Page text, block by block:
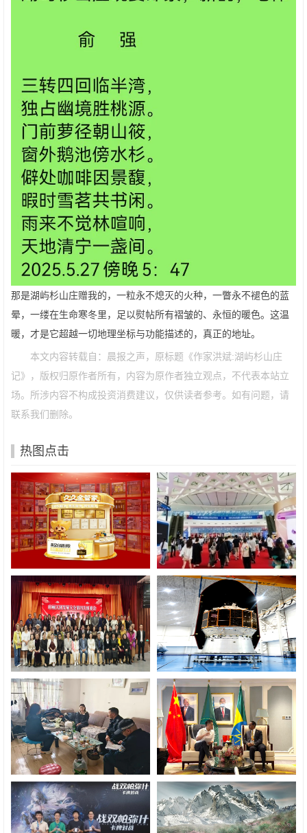
那是湖屿杉山庄赠我的，一粒永不熄灭的火种，一瞥永不褪色的蓝
晕，一缕在生命寒冬里，足以熨帖所有褶皱的、永恒的暖色。这温
暖，才是它超越一切地理坐标与功能描述的，真正的地址。
本文内容转载自：晨报之声，原标题《作家洪斌:湖屿杉山庄
记》，版权归原作者所有，内容为原作者独立观点，不代表本站立
场。所涉内容不构成投资消费建议，仅供读者参考。如有问题，请
联系我们删除。
热图点击